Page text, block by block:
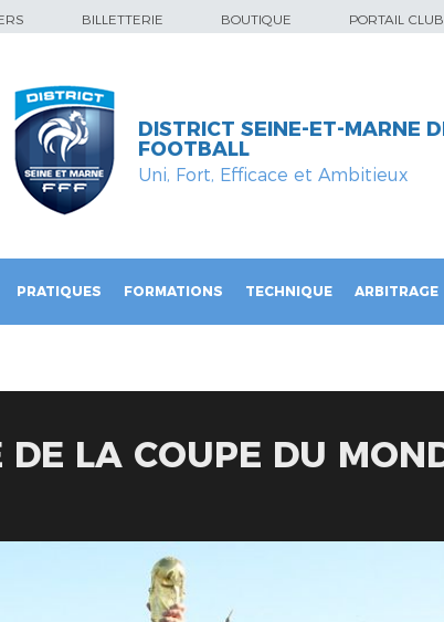
BILLETTERIE BOUTIQUE PORTAIL
DISTRICT SEINE-ET-MARNE
FOOTBALL
Uni, Fort, Efficace et Ambitieux
PRATIQUES FORMATIONS TECHNIQUE ARBITRAGE
DE LA COUPE DU